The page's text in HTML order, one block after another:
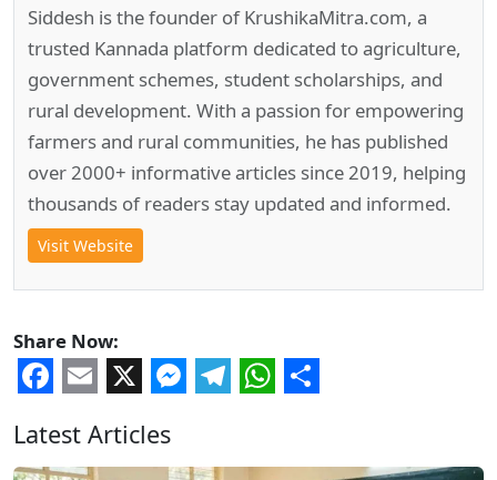
Siddesh is the founder of KrushikaMitra.com, a
trusted Kannada platform dedicated to agriculture,
government schemes, student scholarships, and
rural development. With a passion for empowering
farmers and rural communities, he has published
over 2000+ informative articles since 2019, helping
thousands of readers stay updated and informed.
Visit Website
Share Now:
Latest Articles